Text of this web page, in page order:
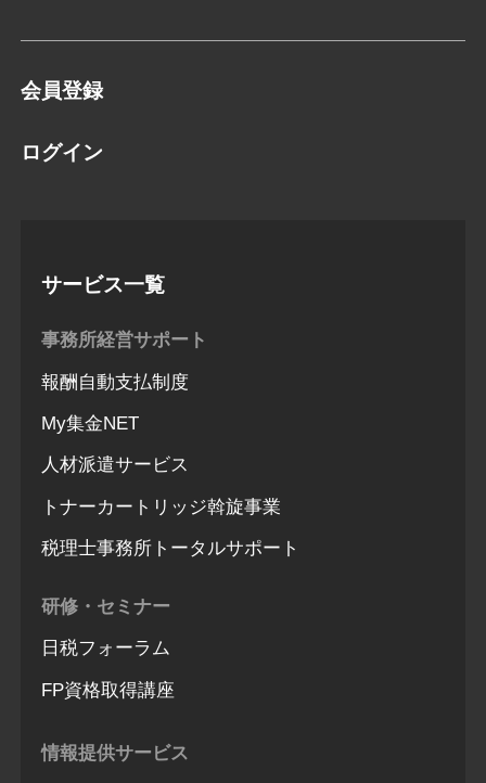
会員登録
ログイン
サービス一覧
事務所経営サポート
報酬自動支払制度
My集金NET
人材派遣サービス
トナーカートリッジ斡旋事業
税理士事務所トータルサポート
研修・セミナー
日税フォーラム
FP資格取得講座
情報提供サービス